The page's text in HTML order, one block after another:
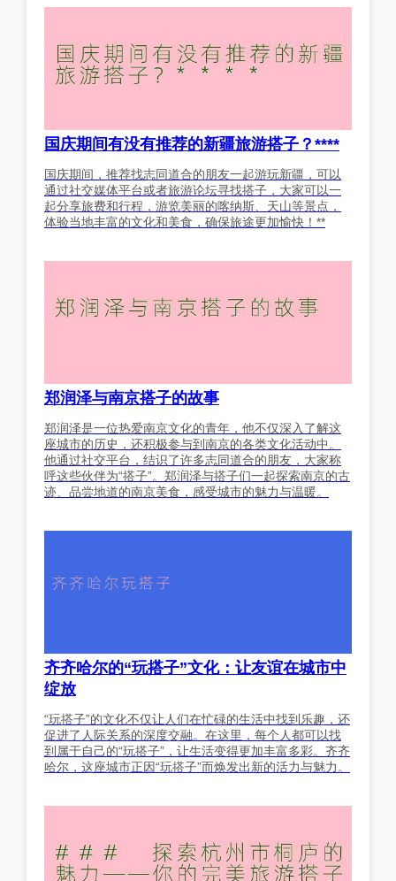
国庆期间有没有推荐的新疆旅游搭子？****
国庆期间，推荐找志同道合的朋友一起游玩新疆，可以
通过社交媒体平台或者旅游论坛寻找搭子，大家可以一
起分享旅费和行程，游览美丽的喀纳斯、天山等景点，
体验当地丰富的文化和美食，确保旅途更加愉快！**
郑润泽与南京搭子的故事
郑润泽是一位热爱南京文化的青年，他不仅深入了解这
座城市的历史，还积极参与到南京的各类文化活动中。
他通过社交平台，结识了许多志同道合的朋友，大家称
呼这些伙伴为“搭子”。郑润泽与搭子们一起探索南京的古
迹、品尝地道的南京美食，感受城市的魅力与温暖。
齐齐哈尔的“玩搭子”文化：让友谊在城市中
绽放
“玩搭子”的文化不仅让人们在忙碌的生活中找到乐趣，还
促进了人际关系的深度交融。在这里，每个人都可以找
到属于自己的“玩搭子”，让生活变得更加丰富多彩。齐齐
哈尔，这座城市正因“玩搭子”而焕发出新的活力与魅力。